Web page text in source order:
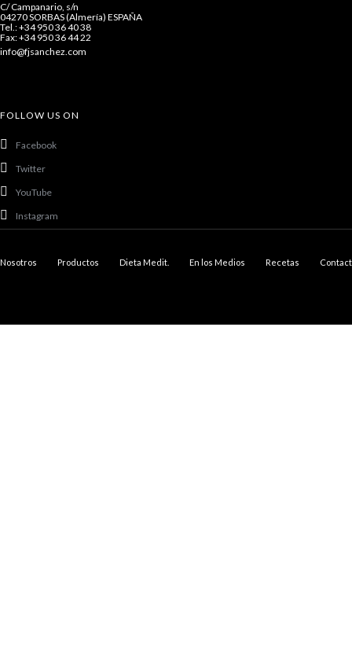
C/ Campanario, s/n
04270 SORBAS (Almería) ESPAÑA
Tel.: +34 950 36 40 38
Fax: +34 950 36 44 22
info@fjsanchez.com
FOLLOW US ON
Facebook
Twitter
YouTube
Instagram
Nosotros Productos Dieta Medit. En los Medios Recetas